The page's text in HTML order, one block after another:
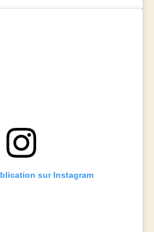
sur Instagram